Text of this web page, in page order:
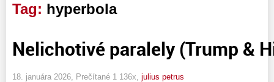
Tag: hyperbola
Nelichotivé paralely (Trump &
18. januára 2026, Prečítané 1 136x, julius petrus